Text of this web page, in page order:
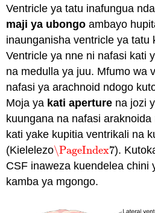
Ventricle ya tatu inafungua
maji ya ubongo ambayo
inaunganisha ventricle ya tatu
Ventricle ya nne ni nafasi kati
na medulla ya juu. Mfumo wa
nafasi ya arachnoid ndogo
Moja ya kati aperture na jozi
kuungana na nafasi
kati yake kupitia ventrikali na
(Kielelezo\PageIndex7
\PageIndex7).
CSF inaweza kuendelea chini
kamba ya mgongo.